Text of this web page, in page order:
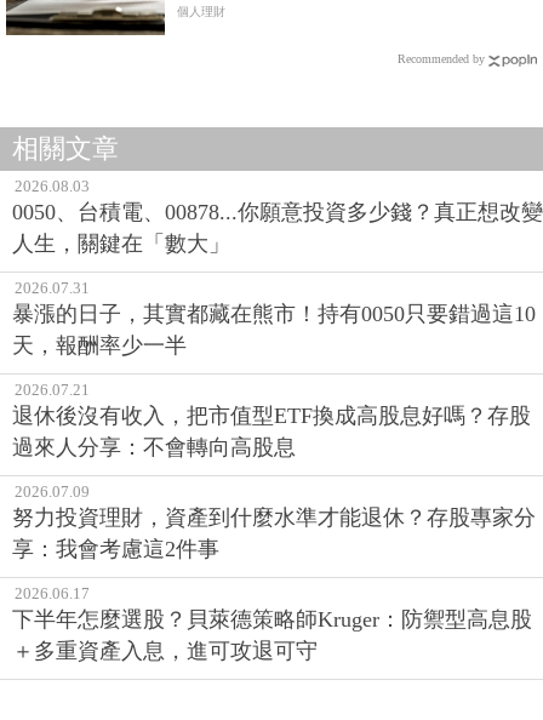
一定要懂！
個人理財
Recommended by
相關文章
2026.08.03
0050、台積電、00878...你願意投資多少錢？真正想改變
人生，關鍵在「數大」
2026.07.31
暴漲的日子，其實都藏在熊市！持有0050只要錯過這10
天，報酬率少一半
2026.07.21
退休後沒有收入，把市值型ETF換成高股息好嗎？存股
過來人分享：不會轉向高股息
2026.07.09
努力投資理財，資產到什麼水準才能退休？存股專家分
享：我會考慮這2件事
2026.06.17
下半年怎麼選股？貝萊德策略師Kruger：防禦型高息股
＋多重資產入息，進可攻退可守